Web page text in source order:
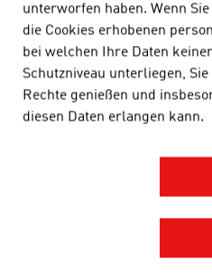
Unsere News
unterworfen haben. Wenn
die Cookies erhobenen
bei welchen Ihre Daten
Schutzniveau unterliegen,
Rechte genießen und
diesen Daten erlangen kann.